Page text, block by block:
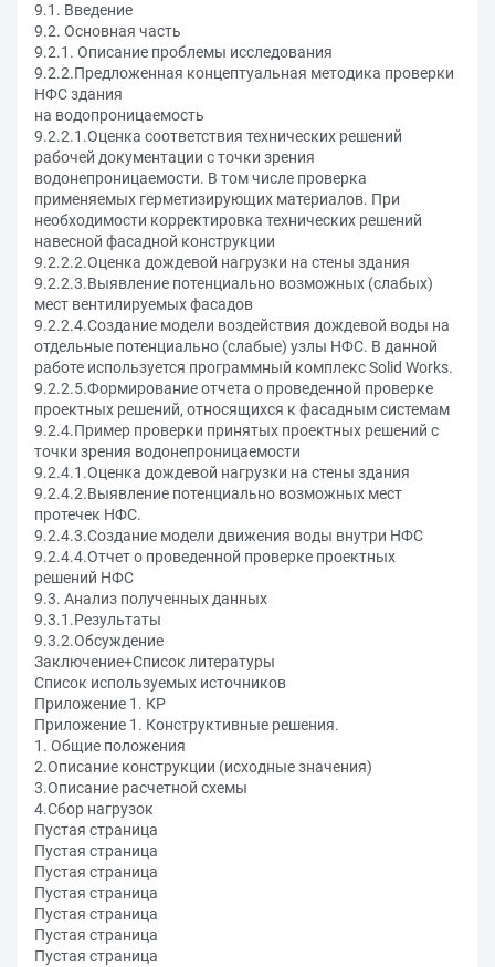
9.1. Введение
9.2. Основная часть
9.2.1. Описание проблемы исследования
9.2.2.Предложенная концептуальная методика проверки
НФС здания
на водопроницаемость
9.2.2.1.Оценка соответствия технических решений
рабочей документации с точки зрения
водонепроницаемости. В том числе проверка
применяемых герметизирующих материалов. При
необходимости корректировка технических решений
навесной фасадной конструкции
9.2.2.2.Оценка дождевой нагрузки на стены здания
9.2.2.3.Выявление потенциально возможных (слабых)
мест вентилируемых фасадов
9.2.2.4.Создание модели воздействия дождевой воды на
отдельные потенциально (слабые) узлы НФС. В данной
работе используется программный комплекс Solid Works.
9.2.2.5.Формирование отчета о проведенной проверке
проектных решений, относящихся к фасадным системам
9.2.4.Пример проверки принятых проектных решений с
точки зрения водонепроницаемости
9.2.4.1.Оценка дождевой нагрузки на стены здания
9.2.4.2.Выявление потенциально возможных мест
протечек НФС.
9.2.4.3.Создание модели движения воды внутри НФС
9.2.4.4.Отчет о проведенной проверке проектных
решений НФС
9.3. Анализ полученных данных
9.3.1.Результаты
9.3.2.Обсуждение
Заключение+Список литературы
Список используемых источников
Приложение 1. КР
Приложение 1. Конструктивные решения.
1. Общие положения
2.Описание конструкции (исходные значения)
3.Описание расчетной схемы
4.Сбор нагрузок
Пустая страница
Пустая страница
Пустая страница
Пустая страница
Пустая страница
Пустая страница
Пустая страница